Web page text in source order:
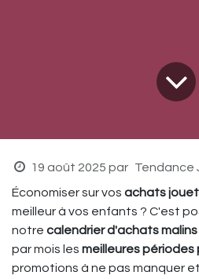
19 août 2025 par Tendance
Économiser sur vos achats
meilleur à vos enfants ? C'est
notre calendrier d'achats malins
par mois les meilleures
promotions à ne pas manquer